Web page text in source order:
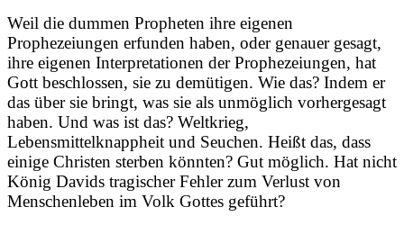
Weil die dummen Propheten ihre eigenen
Prophezeiungen erfunden haben, oder genauer gesagt,
ihre eigenen Interpretationen der Prophezeiungen, hat
Gott beschlossen, sie zu demütigen. Wie das? Indem er
das über sie bringt, was sie als unmöglich vorhergesagt
haben. Und was ist das? Weltkrieg,
Lebensmittelknappheit und Seuchen. Heißt das, dass
einige Christen sterben könnten? Gut möglich. Hat nicht
König Davids tragischer Fehler zum Verlust von
Menschenleben im Volk Gottes geführt?